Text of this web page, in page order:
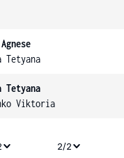
Tetyana
Tetyana
Viktoria
2/2